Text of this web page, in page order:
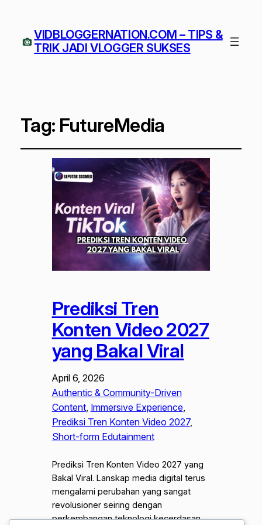
VIDBLOGGERNATION.COM – TIPS &
TRIK JADI VLOGGER SUKSES
Tag: FutureMedia
Prediksi Tren
Konten Video 2027
yang Bakal Viral
April 6, 2026
Authentic & Community-Driven
Content, Immersive Experience
Prediksi Tren Konten Video 2027
Short-form Edutainment
Prediksi Tren Konten Video 2027 yang
Bakal Viral. Lanskap media digital terus
mengalami perubahan yang sangat
revolusioner seiring dengan
perkembangan teknologi kecerdasan